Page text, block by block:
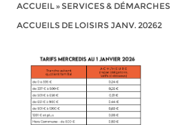
ACCUEIL» SERVICES & DÉMARCHES
ACCUEILS DE LOISIRS JANV. 20262